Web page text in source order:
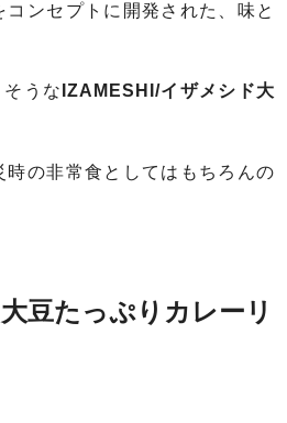
ンセプトに開発された、味と
うな IZAMESHI/イザメシド大
の非常食としてはもちろんの
豆たっぷりカレーリ